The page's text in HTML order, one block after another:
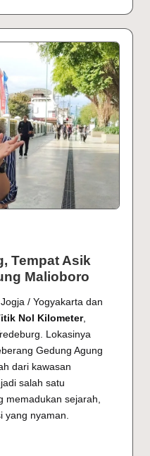
Tempat Asik
Malioboro
/ Yogyakarta dan
Nol Kilometer,
Lokasinya
Gedung Agung
dari kawasan
salah satu
memadukan sejarah,
yang nyaman.